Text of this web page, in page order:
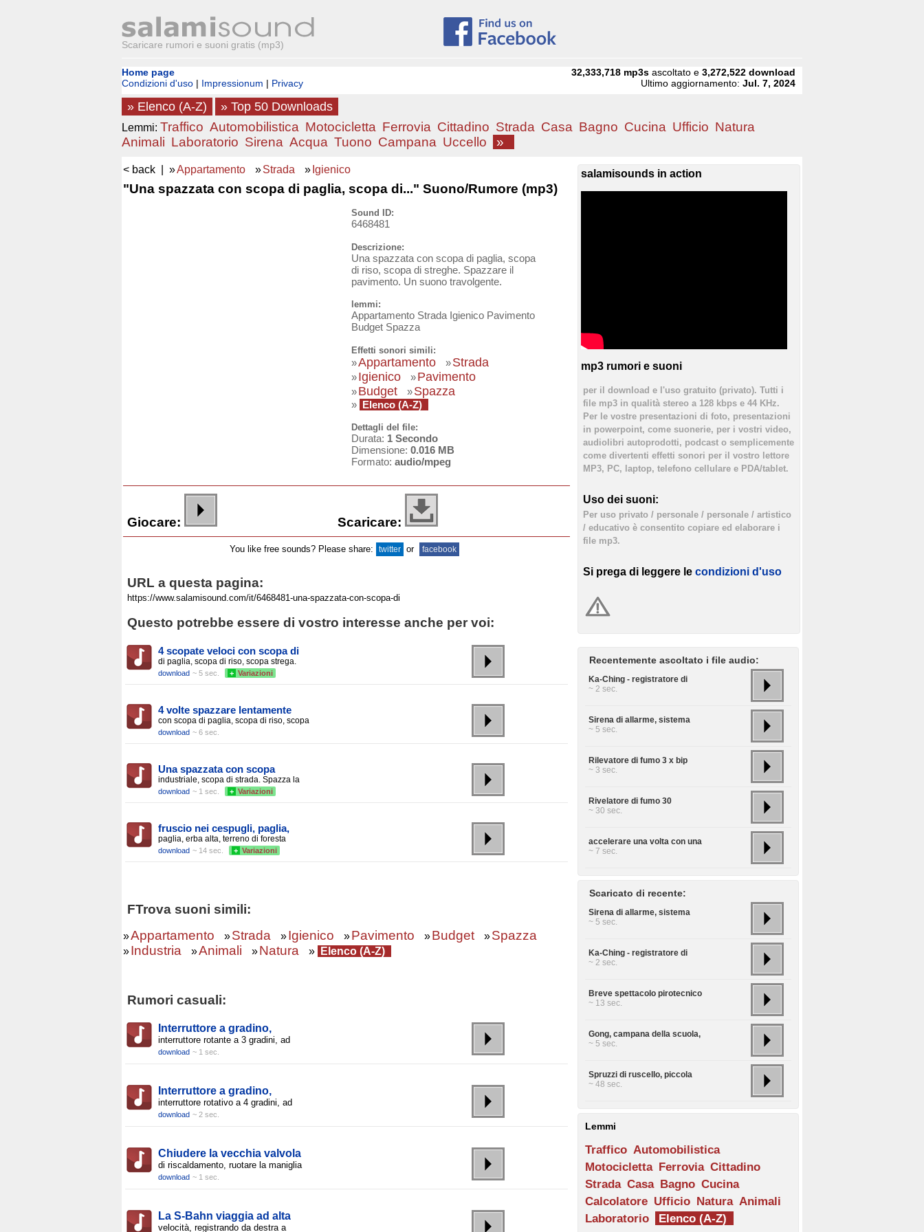
Scaricare rumori e suoni gratis (mp3)
Home page
Condizioni d'uso | Impressionum | Privacy
32,333,718 mp3s ascoltato e3,272,522 download
Ultimo aggiornamento:Jul. 7, 2024
» Elenco (A-Z) » Top 50 Downloads
Lemmi: Traffico Automobilistica Motocicletta Ferrovia Cittadino Strada Casa Bagno Cucina Ufficio Natura
Animali Laboratorio Sirena Acqua Tuono Campana Uccello »
< back | »Appartamento »Strada » Igienico
"Una spazzata con scopa di paglia, scopa di..." Suono/Rumore (mp3)
Sound ID:
6468481
Descrizione:
Una spazzata con scopa di paglia, scopa
di riso, scopa di streghe. Spazzare il
pavimento. Un suono travolgente.
lemmi:
Appartamento Strada Igienico Pavimento
Budget Spazza
Effetti sonori simili:
»Appartamento »Strada
»Igienico »Pavimento
»Budget »Spazza
» Elenco (A-Z)
Dettagli del file:
Durata: 1 Secondo
Dimensione: 0.016 MB
Formato: audio/mpeg
Giocare: Scaricare:
You like free sounds? Please share: twitter or facebook
URL a questa pagina:
Questo potrebbe essere di vostro interesse anche per voi:
4 scopate veloci con scopa di
di paglia, scopa di riso, scopa strega.
download ~ 5 sec. + Variazioni
4 volte spazzare lentamente
con scopa di paglia, scopa di riso, scopa
download ~ 6 sec.
Una spazzata con scopa
industriale, scopa di strada. Spazza la
download ~ 1 sec. + Variazioni
fruscio nei cespugli, paglia,
paglia, erba alta, terreno di foresta
download ~ 14 sec. + Variazioni
FTrova suoni simili:
»Appartamento »Strada »Igienico »Pavimento »Budget »Spazza
»Industria »Animali »Natura » Elenco (A-Z)
Rumori casuali:
Interruttore a gradino,
interruttore rotante a 3 gradini, ad
download ~ 1 sec.
Interruttore a gradino,
interruttore rotativo a 4 gradini, ad
download ~ 2 sec.
Chiudere la vecchia valvola
di riscaldamento, ruotare la maniglia
download ~ 1 sec.
La S-Bahn viaggia ad alta
velocità, registrando da destra a
salamisounds in action
mp3 rumori e suoni
per il download e l'uso gratuito (privato). Tutti i
file mp3 in qualità stereo a 128 kbps e 44 KHz.
Per le vostre presentazioni di foto, presentazioni
in powerpoint, come suonerie, per i vostri video,
audiolibri autoprodotti, podcast o semplicemente
come divertenti effetti sonori per il vostro lettore
MP3, PC, laptop, telefono cellulare e PDA/tablet.
Uso dei suoni:
Per uso privato / personale / personale / artistico
/ educativo è consentito copiare ed elaborare i
file mp3.
Si prega di leggere le condizioni d'uso
Recentemente ascoltato i file audio:
Ka-Ching - registratore di
~ 2 sec.
Sirena di allarme, sistema
~ 5 sec.
Rilevatore di fumo 3 x bip
~ 3 sec.
Rivelatore di fumo 30
~ 30 sec.
accelerare una volta con una
~ 7 sec.
Scaricato di recente:
Sirena di allarme, sistema
~ 5 sec.
Ka-Ching - registratore di
~ 2 sec.
Breve spettacolo pirotecnico
~ 13 sec.
Gong, campana della scuola,
~ 5 sec.
Spruzzi di ruscello, piccola
~ 48 sec.
Lemmi
Traffico Automobilistica
Motocicletta Ferrovia Cittadino
Strada Casa Bagno Cucina
Calcolatore Ufficio Natura Animali
Laboratorio
Elenco (A-Z)